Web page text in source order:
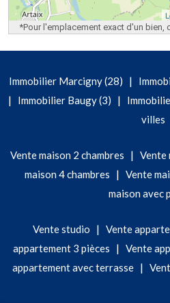
*Pour l'emplacement exact d'un bien,
Immobilier Marcigny (28) |
| Immobilier Baugy (3) |
villes
Vente maison 2 chambres | Vente
maison 4 chambres
| Vente
maison avec
Vente studio | Vente
appartement 3 pièces
| Vente
appartement avec terrasse|